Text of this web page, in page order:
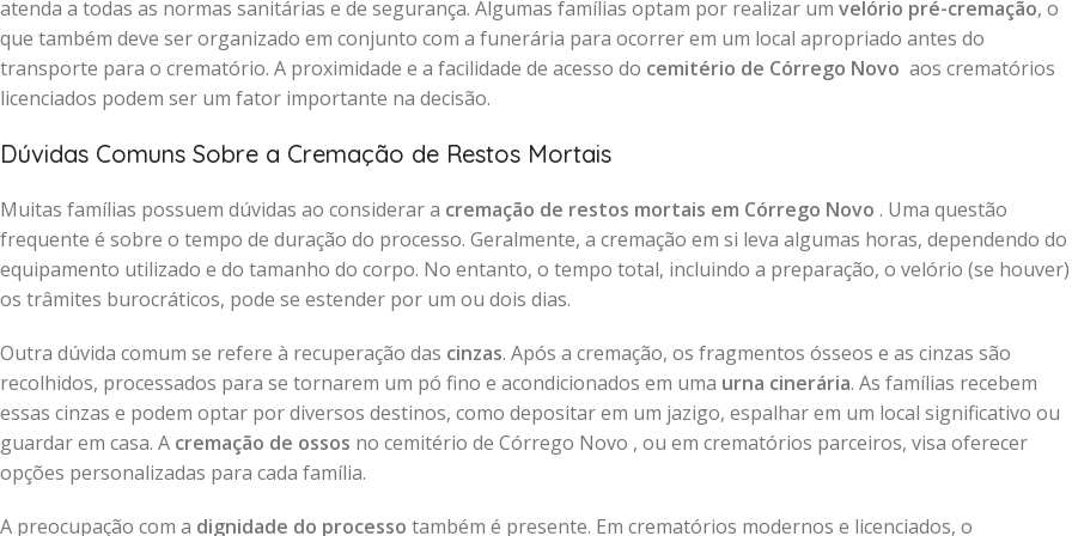
atenda a todas as normas sanitárias e de segurança. Algumas famílias optam por realizar um velório pré-cremação, o
que também deve ser organizado em conjunto com a funerária para ocorrer em um local apropriado antes do
transporte para o crematório. A proximidade e a facilidade de acesso do cemitério de Córrego Novo aos crematórios
licenciados podem ser um fator importante na decisão.
Dúvidas Comuns Sobre a Cremação de Restos Mortais
Muitas famílias possuem dúvidas ao considerar a cremação de restos mortais em Córrego Novo . Uma questão
frequente é sobre o tempo de duração do processo. Geralmente, a cremação em si leva algumas horas, dependendo do
equipamento utilizado e do tamanho do corpo. No entanto, o tempo total, incluindo a preparação, o velório (se
os trâmites burocráticos, pode se estender por um ou dois dias.
Outra dúvida comum se refere à recuperação das cinzas. Após a cremação, os fragmentos ósseos e as cinzas são
recolhidos, processados para se tornarem um pó fino e acondicionados em uma urna cinerária. As famílias recebem
essas cinzas e podem optar por diversos destinos, como depositar em um jazigo, espalhar em um local significativo ou
guardar em casa. A cremação de ossos no cemitério de Córrego Novo , ou em crematórios parceiros, visa oferecer
opções personalizadas para cada família.
A preocupação com a dignidade do processo também é presente. Em crematórios modernos e licenciados, o